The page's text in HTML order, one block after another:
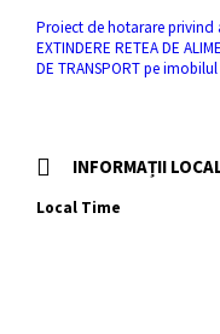
Proiect de hotarare
EXTINDERE RETEA DE
DE TRANSPORT pe
INFORMAȚII
Local Time